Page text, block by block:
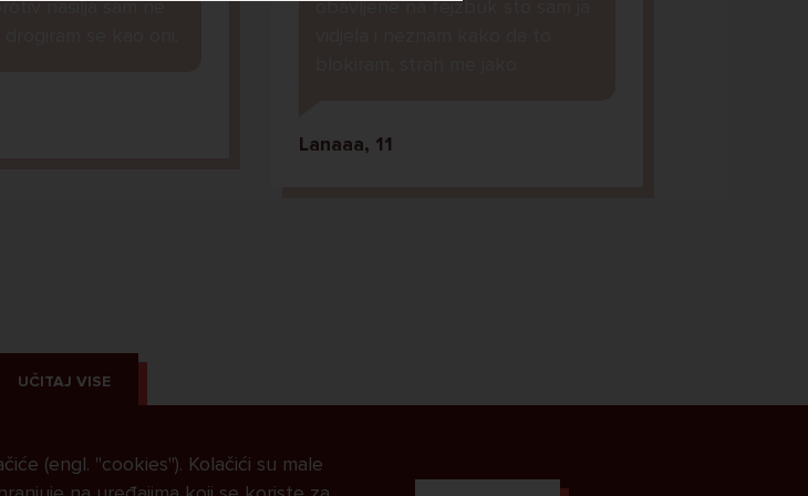
nasilja sam ne
obavljene na fejzbuk sto sam ja
Lanaaa, 11
UČITAJ VISE
(engl. "cookies"). Kolačići su male